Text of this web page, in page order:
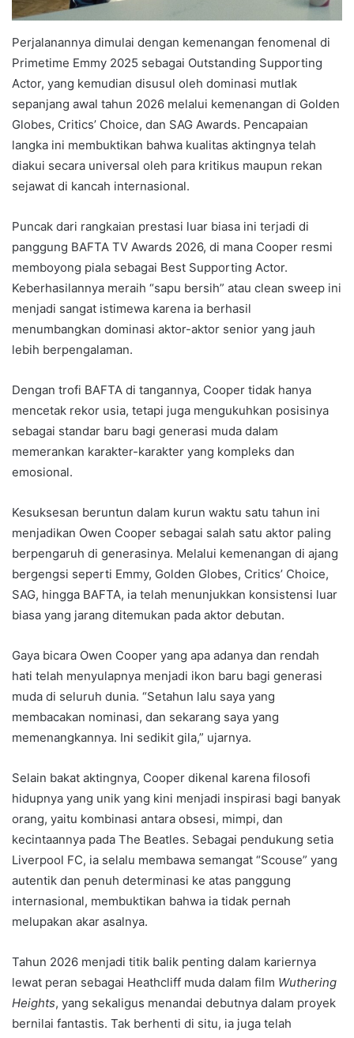
Perjalanannya dimulai dengan kemenangan fenomenal di
Primetime Emmy 2025 sebagai Outstanding Supporting
Actor, yang kemudian disusul oleh dominasi mutlak
sepanjang awal tahun 2026 melalui kemenangan di Golden
Globes, Critics’ Choice, dan SAG Awards. Pencapaian
langka ini membuktikan bahwa kualitas aktingnya telah
diakui secara universal oleh para kritikus maupun rekan
sejawat di kancah internasional.
Puncak dari rangkaian prestasi luar biasa ini terjadi di
panggung BAFTA TV Awards 2026, di mana Cooper resmi
memboyong piala sebagai Best Supporting Actor.
Keberhasilannya meraih “sapu bersih” atau clean sweep ini
menjadi sangat istimewa karena ia berhasil
menumbangkan dominasi aktor-aktor senior yang jauh
lebih berpengalaman.
Dengan trofi BAFTA di tangannya, Cooper tidak hanya
mencetak rekor usia, tetapi juga mengukuhkan posisinya
sebagai standar baru bagi generasi muda dalam
memerankan karakter-karakter yang kompleks dan
emosional.
Kesuksesan beruntun dalam kurun waktu satu tahun ini
menjadikan Owen Cooper sebagai salah satu aktor paling
berpengaruh di generasinya. Melalui kemenangan di ajang
bergengsi seperti Emmy, Golden Globes, Critics’ Choice,
SAG, hingga BAFTA, ia telah menunjukkan konsistensi luar
biasa yang jarang ditemukan pada aktor debutan.
Gaya bicara Owen Cooper yang apa adanya dan rendah
hati telah menyulapnya menjadi ikon baru bagi generasi
muda di seluruh dunia. “Setahun lalu saya yang
membacakan nominasi, dan sekarang saya yang
memenangkannya. Ini sedikit gila,” ujarnya.
Selain bakat aktingnya, Cooper dikenal karena filosofi
hidupnya yang unik yang kini menjadi inspirasi bagi banyak
orang, yaitu kombinasi antara obsesi, mimpi, dan
kecintaannya pada The Beatles. Sebagai pendukung setia
Liverpool FC, ia selalu membawa semangat “Scouse” yang
autentik dan penuh determinasi ke atas panggung
internasional, membuktikan bahwa ia tidak pernah
melupakan akar asalnya.
Tahun 2026 menjadi titik balik penting dalam kariernya
lewat peran sebagai Heathcliff muda dalam film Wuthering
Heights, yang sekaligus menandai debutnya dalam proyek
bernilai fantastis. Tak berhenti di situ, ia juga telah